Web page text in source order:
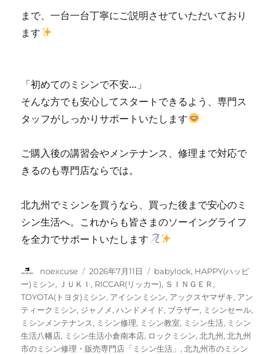
売
に
まで、一台一台丁寧にご説明させていただいており
ます
「初めてのミシンで不安…」
そんな方でも安心してスタートできるよう、専門ス
タッフがしっかりサポートいたします
ご購入後の講習会やメンテナンス、修理まで対応で
きるのも専門店ならでは。
北九州でミシンを買うなら、買った後まで安心のミ
シン生活へ。これからも皆さまのソーイングライフ
を全力でサポートいたします
投
稿
者
noexcuse
投
稿
日:
2026年7月11日
カ
テ
ゴ
リ
ー
babylock, HAPPY(ハッピ
ー)ミシン, ＪＵＫＩ , RICCAR(リッカー), ＳＩＮＧＥＲ ,
TOYOTA(トヨタ)ミシン, アイシンミシン, アックスヤマザキ, アン
ティークミシン, ジャノメ,ハンドメイド, ブラザー, ミシンセール,
ミシンメンテナンス, ミシン修理, ミシン教室, ミシン生活, ミシン
生活八幡店, ミシン生活小倉南本店, ロックミシン,北九州 ,北九州
市のミシン修理・販売専門店「ミシン生活」 ,北九州市のミシン